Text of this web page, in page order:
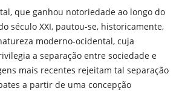
que ganhou notoriedade ao longo do
século XXI, pautou-se, historicamente,
moderno-ocidental, cuja
a separação entre sociedade e
mais recentes rejeitam tal separação
a partir de uma concepção